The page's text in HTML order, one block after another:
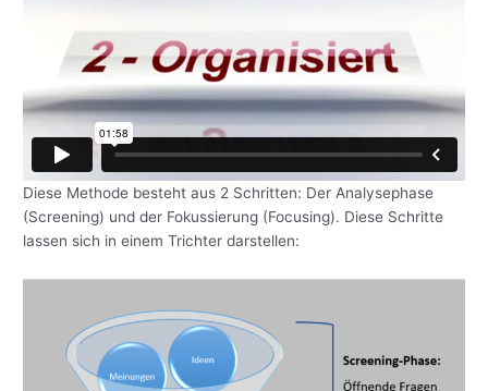
Diese Methode besteht aus 2 Schritten: Der Analysephase
(Screening) und der Fokussierung (Focusing). Diese Schritte
lassen sich in einem Trichter darstellen: